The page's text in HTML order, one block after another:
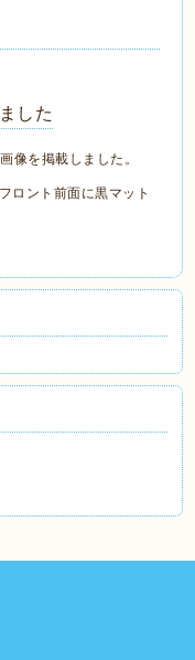
した
像を掲載しました。
ロント前面に黒マット